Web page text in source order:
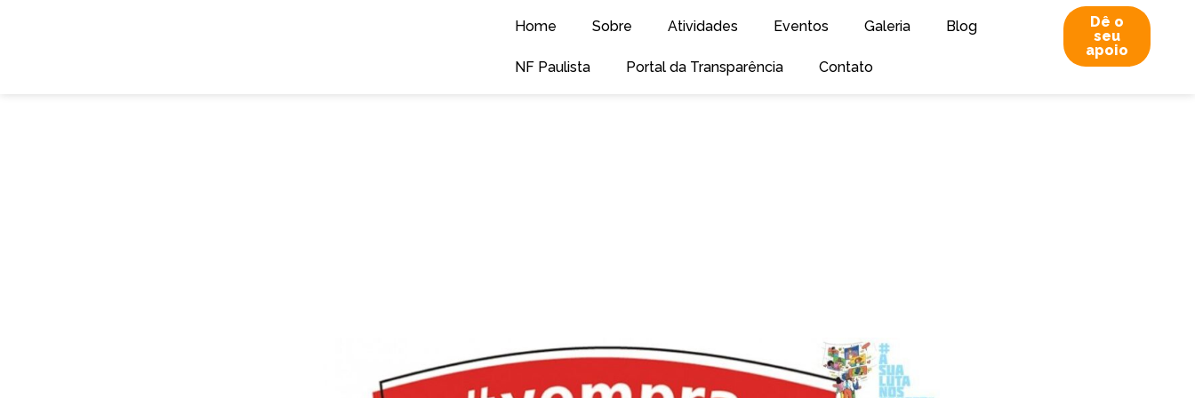
Home Sobre Atividades Eventos Galeria Blog
NF Paulista Portal da Transparência Contato
Dê o
seu
apoio